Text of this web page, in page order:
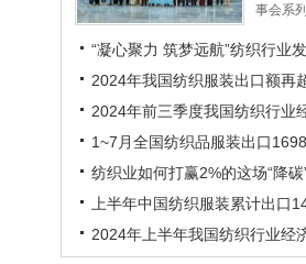
事会系
“凝心聚力 筑梦远航”纺织行业
办
2024年我国纺织服装出口额再
2.8%实现完美收官
2024年前三季度我国纺织行业
1~7月全国纺织品服装出口
纺织业如何打赢2%的这场“降碳
上半年中国纺织服装累计出口
2024年上半年我国纺织行业经